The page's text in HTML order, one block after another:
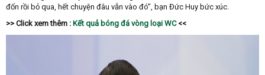
đốn rồi bỏ qua, hết chuyện đâu vẫn vào đó”, bạn Đức Huy bức xúc.
>> Click xem thêm : Kết quả bóng đá vòng loại WC<<